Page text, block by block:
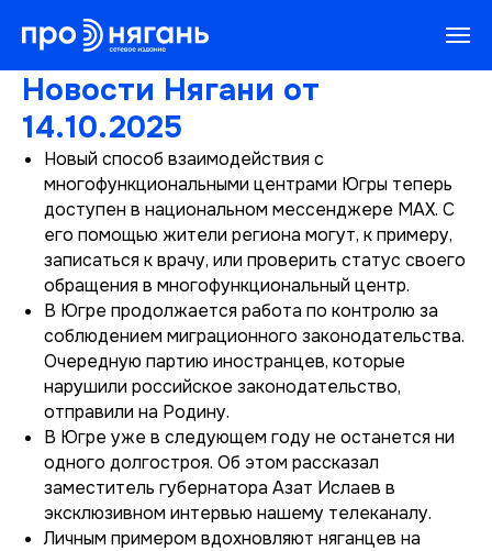
Новости Нягани от
14.10.2025
Новый способ взаимодействия с
многофункциональными центрами Югры теперь
доступен в национальном мессенджере MAX. С
его помощью жители региона могут, к примеру,
записаться к врачу, или проверить статус своего
обращения в многофункциональный центр.
В Югре продолжается работа по контролю за
соблюдением миграционного законодательства.
Очередную партию иностранцев, которые
нарушили российское законодательство,
отправили на Родину.
В Югре уже в следующем году не останется ни
одного долгостроя. Об этом рассказал
заместитель губернатора Азат Ислаев в
эксклюзивном интервью нашему телеканалу.
Личным примером вдохновляют няганцев на